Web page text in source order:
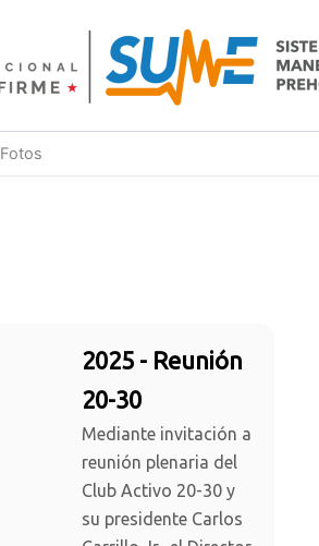
Fotos
2025 - Reunión
20-30
Mediante invitación a
reunión plenaria del
Club Activo 20-30 y
su presidente Carlos